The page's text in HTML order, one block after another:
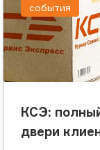
КСЭ:
двери
события